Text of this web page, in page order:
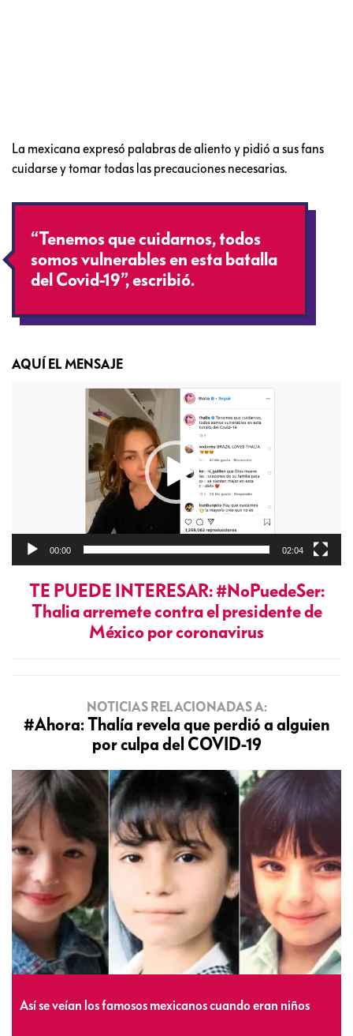
La mexicana expresó palabras de aliento y pidió a sus fans
cuidarse y tomar todas las precauciones necesarias.
“Tenemos que cuidarnos, todos
somos vulnerables en esta batalla
del Covid-19”, escribió.
AQUÍ EL MENSAJE
00:00 02:04
TE PUEDE INTERESAR: #NoPuedeSer:
Thalia arremete contra el presidente de
México por coronavirus
NOTICIAS RELACIONADAS A:
#Ahora: Thalía revela que perdió a alguien
por culpa del COVID-19
Así se veían los famosos mexicanos cuando eran niños